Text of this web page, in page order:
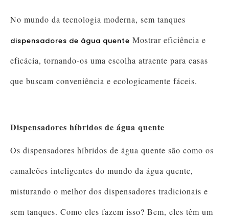
No mundo da tecnologia moderna, sem tanques
dispensadores de água quente Mostrar eficiência e
eficácia, tornando-os uma escolha atraente para casas
que buscam conveniência e ecologicamente fáceis.
Dispensadores híbridos de água quente
Os dispensadores híbridos de água quente são como os
camaleões inteligentes do mundo da água quente,
misturando o melhor dos dispensadores tradicionais e
sem tanques. Como eles fazem isso? Bem, eles têm um